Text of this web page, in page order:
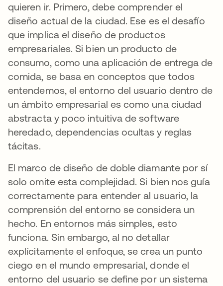
quieren ir. Primero, debe comprender el
diseño actual de la ciudad. Ese es el desafío
que implica el diseño de productos
empresariales. Si bien un producto de
consumo, como una aplicación de entrega de
comida, se basa en conceptos que todos
entendemos, el entorno del usuario dentro de
un ámbito empresarial es como una ciudad
abstracta y poco intuitiva de software
heredado, dependencias ocultas y reglas
tácitas.
El marco de diseño de doble diamante por sí
solo omite esta complejidad. Si bien nos guía
correctamente para entender al usuario, la
comprensión del entorno se considera un
hecho. En entornos más simples, esto
funciona. Sin embargo, al no detallar
explícitamente el enfoque, se crea un punto
ciego en el mundo empresarial, donde el
entorno del usuario se define por un sistema